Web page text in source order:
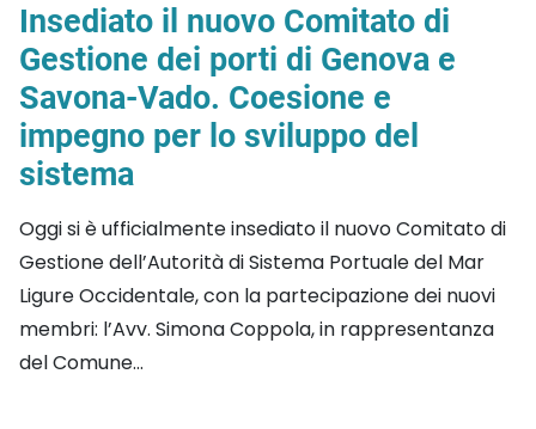
Insediato il nuovo Comitato di
Gestione dei porti di Genova e
Savona-Vado. Coesione e
impegno per lo sviluppo del
sistema
Oggi si è ufficialmente insediato il nuovo Comitato di
Gestione dell’Autorità di Sistema Portuale del Mar
Ligure Occidentale, con la partecipazione dei nuovi
membri: l’Avv. Simona Coppola, in rappresentanza
del Comune...